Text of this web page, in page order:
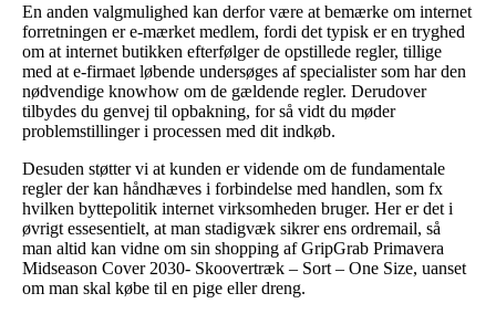
En anden valgmulighed kan derfor være at bemærke om internet
forretningen er e-mærket medlem, fordi det typisk er en tryghed
om at internet butikken efterfølger de opstillede regler, tillige
med at e-firmaet løbende undersøges af specialister som har den
nødvendige knowhow om de gældende regler. Derudover
tilbydes du genvej til opbakning, for så vidt du møder
problemstillinger i processen med dit indkøb.
Desuden støtter vi at kunden er vidende om de fundamentale
regler der kan håndhæves i forbindelse med handlen, som fx
hvilken byttepolitik internet virksomheden bruger. Her er det i
øvrigt essesentielt, at man stadigvæk sikrer ens ordremail, så
man altid kan vidne om sin shopping af GripGrab Primavera
Midseason Cover 2030- Skoovertræk – Sort – One Size, uanset
om man skal købe til en pige eller dreng.